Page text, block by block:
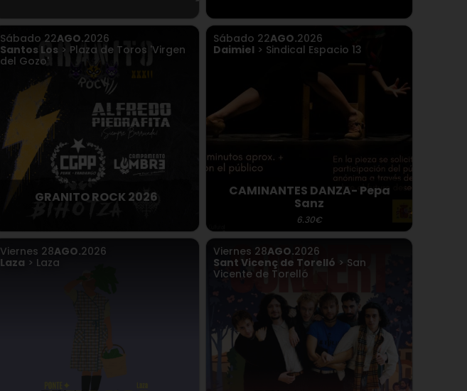
Sábado 22AGO.2026
Santos Los > Plaza de Toros 'Virgen
del Gozo'
GRANITO ROCK 2026
Sábado 22AGO.2026
Daimiel > Sindical Espacio 13
CAMINANTES DANZA- Pepa
Sanz
6.30€
Viernes 28AGO.2026
Laza > Laza
Viernes 28AGO.2026
Sant Vicenç de Torelló > San
Vicente de Torelló